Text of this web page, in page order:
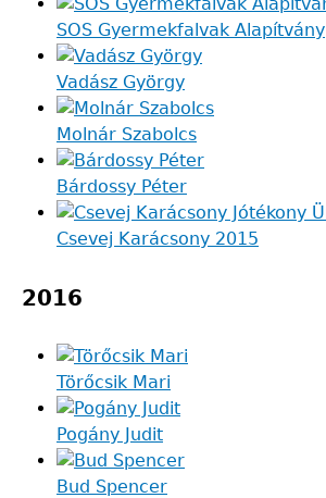
SOS Gyermekfalvak Alapítvány
Vadász György
Molnár Szabolcs
Bárdossy Péter
Csevej Karácsony 2015
2016
Törőcsik Mari
Pogány Judit
Bud Spencer